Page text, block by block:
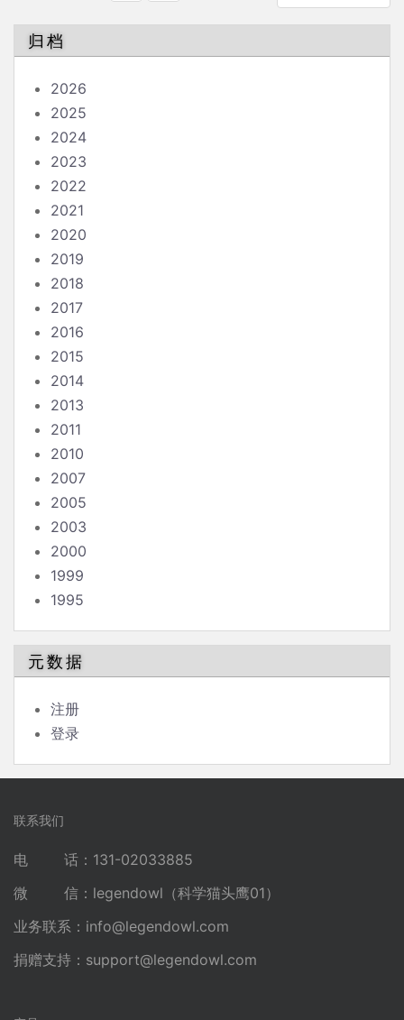
分
页
归档
2026
2025
2024
2023
2022
2021
2020
2019
2018
2017
2016
2015
2014
2013
2011
2010
2007
2005
2003
2000
1999
1995
元数据
注册
登录
联系我们
电 话：131-02033885
微 信：legendowl（科学猫头鹰01）
业务联系： info@legendowl.com
捐赠支持： support@legendowl.com